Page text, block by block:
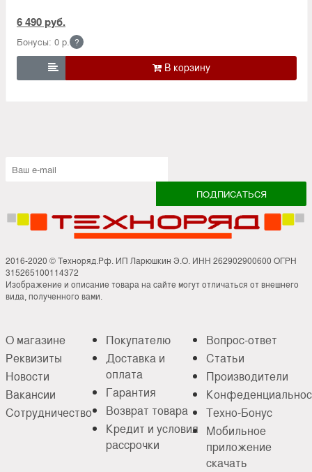
6 490 руб.
Бонусы: 0 р. ?

2016-2020 © Техноряд.Рф. ИП Ларюшкин Э.О. ИНН 262902900600 ОГРН
315265100114372
Изображение и описание товара на сайте могут отличаться от внешнего
вида, полученного вами.
О магазине
Реквизиты
Новости
Вакансии
Сотрудничество
Покупателю
Доставка и
оплата
Гарантия
Возврат товара
Кредит и условия
рассрочки
Вопрос-ответ
Статьи
Производители
Техно-Бонус
Мобильное
приложение
скачать